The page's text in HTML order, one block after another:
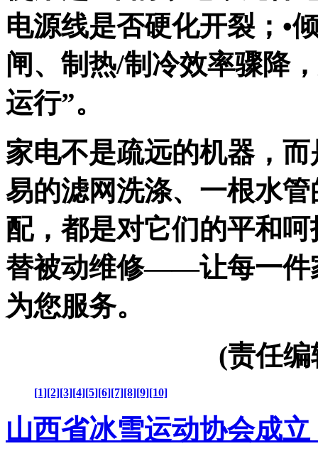
电源线是否硬化开裂；•
闸、制热/制冷效率骤降
运行”。
家电不是疏远的机器，
易的滤网洗涤、一根水
配，都是对它们的平和
替被动维修——让每一件
为您服务。
(责任
[1][2][3][4][5][6][7][8][9][10]
山西省冰雪运动协会成